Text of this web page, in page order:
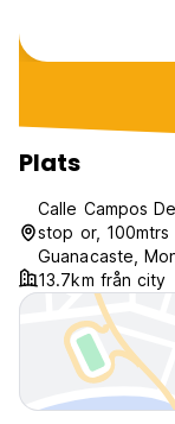
such good
us
kitchen and
Coffee/Tea
Ronny also
so easy, he
smoothly and
The view from
unbelievable
Wildlife
recommend
Plats
Calle Campos
stop or, 100mtrs
Guanacaste,
13.7km från city